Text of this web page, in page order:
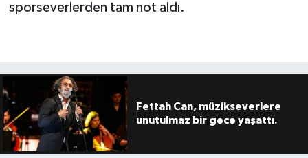
sporseverlerden tam not aldı.
Fettah Can, müzikseverlere
unutulmaz bir gece yaşattı.